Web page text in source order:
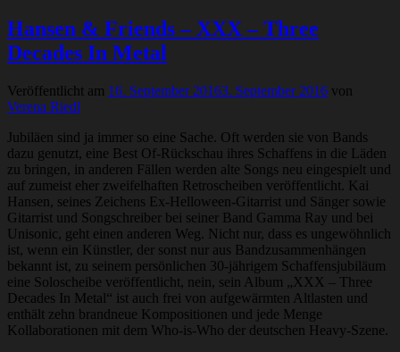
Hansen & Friends – XXX – Three
Decades In Metal
Veröffentlicht am 16. September 20163. September 2016 von
Verena Riedl
Jubiläen sind ja immer so eine Sache. Oft werden sie von Bands
dazu genutzt, eine Best Of-Rückschau ihres Schaffens in die Läden
zu bringen, in anderen Fällen werden alte Songs neu eingespielt und
auf zumeist eher zweifelhaften Retroscheiben veröffentlicht. Kai
Hansen, seines Zeichens Ex-Helloween-Gitarrist und Sänger sowie
Gitarrist und Songschreiber bei seiner Band Gamma Ray und bei
Unisonic, geht einen anderen Weg. Nicht nur, dass es ungewöhnlich
ist, wenn ein Künstler, der sonst nur aus Bandzusammenhängen
bekannt ist, zu seinem persönlichen 30-jährigem Schaffensjubiläum
eine Soloscheibe veröffentlicht, nein, sein Album „XXX – Three
Decades In Metal“ ist auch frei von aufgewärmten Altlasten und
enthält zehn brandneue Kompositionen und jede Menge
Kollaborationen mit dem Who-is-Who der deutschen Heavy-Szene.